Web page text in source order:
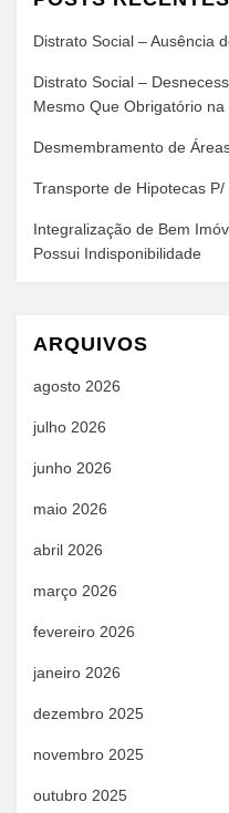
Distrato Social – Ausência
Distrato Social –
Mesmo Que Obrigatório
Desmembramento de
Transporte de Hipotecas
Integralização de Bem
Possui Indisponibilidade
ARQUIVOS
agosto 2026
julho 2026
junho 2026
maio 2026
abril 2026
março 2026
fevereiro 2026
janeiro 2026
dezembro 2025
novembro 2025
outubro 2025